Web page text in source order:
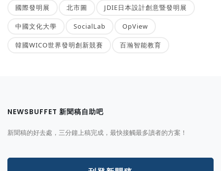
國際發明展 北市圖 JDIE日本設計創意暨發明展
中國文化大學 SocialLab OpView
韓國WICO世界發明創新競賽 百瀚智能教育
NEWSBUFFET 新聞稿自助吧
新聞稿的好去處，三分鐘上稿完成，最快接觸最多讀者的方案！